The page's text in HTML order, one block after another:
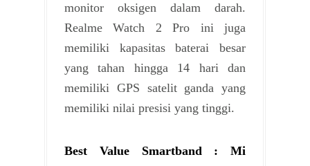
monitor oksigen dalam darah.
Realme Watch 2 Pro ini juga
memiliki kapasitas baterai besar
yang tahan hingga 14 hari dan
memiliki GPS satelit ganda yang
memiliki nilai presisi yang tinggi.
Best Value Smartband : Mi